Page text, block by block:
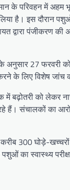
के परिवहन में
है। इस दौरान
द्वारा पंजीकरण
अनुसार 27 फरवरी
के लिए विशेष जांच
बढ़ोतरी को लेकर
संचालकों का
300 घोड़े-
का स्वास्थ्य